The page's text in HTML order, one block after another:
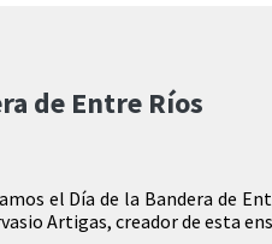
de Entre Ríos
el Día de la Bandera de
Artigas, creador de esta